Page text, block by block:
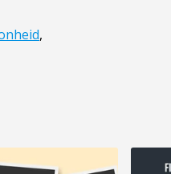
,